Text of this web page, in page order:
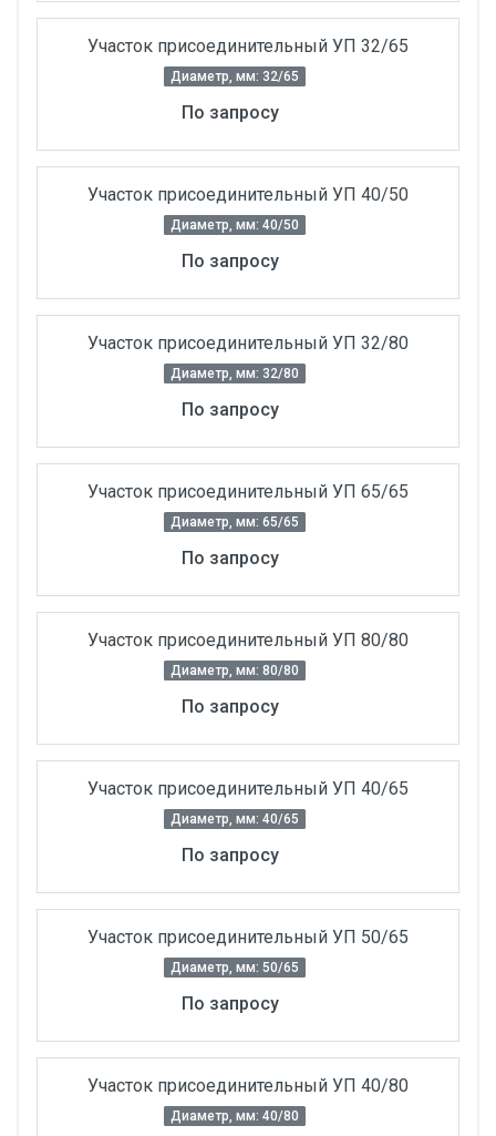
Участок присоединительный УП 32/65
Диаметр, мм: 32/65
По запросу
Участок присоединительный УП 40/50
Диаметр, мм: 40/50
По запросу
Участок присоединительный УП 32/80
Диаметр, мм: 32/80
По запросу
Участок присоединительный УП 65/65
Диаметр, мм: 65/65
По запросу
Участок присоединительный УП 80/80
Диаметр, мм: 80/80
По запросу
Участок присоединительный УП 40/65
Диаметр, мм: 40/65
По запросу
Участок присоединительный УП 50/65
Диаметр, мм: 50/65
По запросу
Участок присоединительный УП 40/80
Диаметр, мм: 40/80